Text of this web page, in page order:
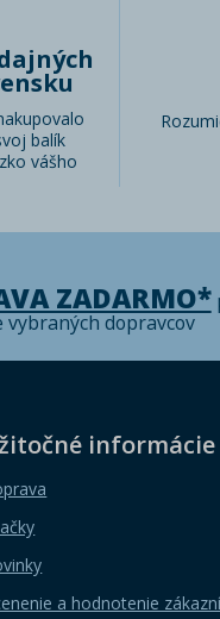
balík
vášho
ZADARMO*
dopravcov
informácie
a hodnotenie